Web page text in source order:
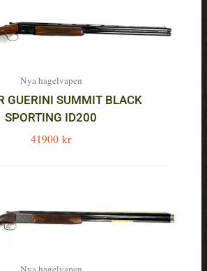
Nya hagelvapen
GUERINI SUMMIT BLACK
SPORTING ID200
41900 kr